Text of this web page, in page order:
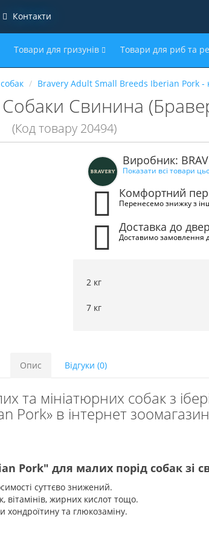
Контакти
Товари для гризунів Товари для риб та
Bravery Adult Small Breeds Iberian Pork -
Свинина
(Код товару 20494)
Виробник:
Показати всі товари
Комфортний
Перенесемо знижку з
Доставка до
Доставимо замовлення
2 кг
7 кг
Опис Відгуки (0)
та мініатюрних собак з
Pork» в інтернет
Pork" для малих порід собак зі
суттєво знижений.
вітамінів, жирних кислот тощо.
хондроїтину та глюкозаміну.